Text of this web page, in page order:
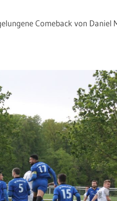
Comeback von Daniel